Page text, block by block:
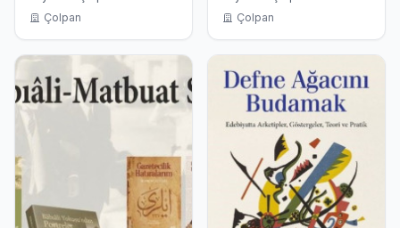
Çolpan
Çolpan